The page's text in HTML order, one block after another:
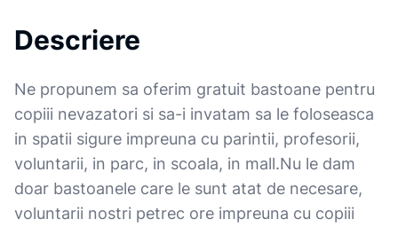
Descriere
Ne propunem sa oferim gratuit bastoane pentru
copiii nevazatori si sa-i invatam sa le foloseasca
in spatii sigure impreuna cu parintii, profesorii,
voluntarii, in parc, in scoala, in mall.Nu le dam
doar bastoanele care le sunt atat de necesare,
voluntarii nostri petrec ore impreuna cu copiii